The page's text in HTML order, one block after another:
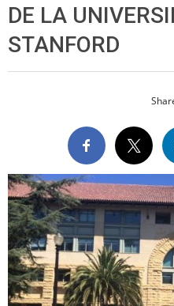
DE LA
STANFORD